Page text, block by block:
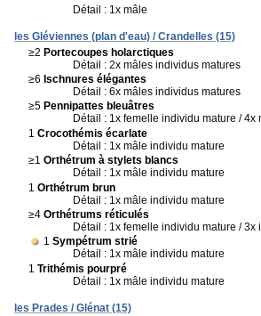
Détail : 1x mâle
les Gléviennes (plan d'eau) / Crandelles (15)
≥2 Portecoupes holarctiques
Détail : 2x mâles individus matures
≥6 Ischnures élégantes
Détail : 6x mâles individus matures
≥5 Pennipattes bleuâtres
Détail : 1x femelle individu mature /
1 Crocothémis écarlate
Détail : 1x mâle individu mature
≥1 Orthétrum à stylets blancs
Détail : 1x mâle individu mature
1 Orthétrum brun
Détail : 1x mâle individu mature
≥4 Orthétrums réticulés
Détail : 1x femelle individu mature / 3x
1 Sympétrum strié
Détail : 1x mâle individu mature
1 Trithémis pourpré
Détail : 1x mâle individu mature
les Prades / Glénat (15)